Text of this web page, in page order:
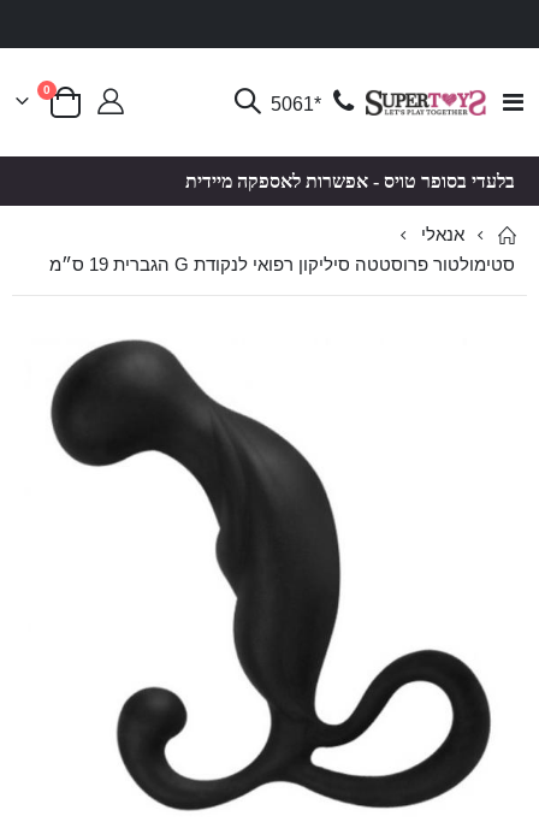
Toggle
*5061 סל קניות
0פריטים
בלעדי בסופר טויס - אפשרות לאספקה מיידית
אנאלי
סטימולטור פרוסטטה סיליקון רפואי לנקודת G הגברית 19 ס״מ